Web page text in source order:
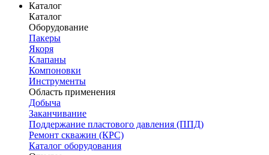
Каталог
Каталог
Оборудование
Пакеры
Якоря
Клапаны
Компоновки
Инструменты
Область применения
Добыча
Заканчивание
Поддержание пластового давления (ППД)
Ремонт скважин (КРС)
Каталог оборудования